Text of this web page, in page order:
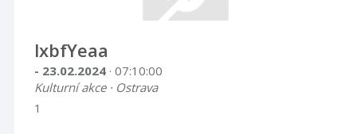
lxbfYeaa
- 23.02.2024 · 07:10:00
Kulturní akce · Ostrava
1